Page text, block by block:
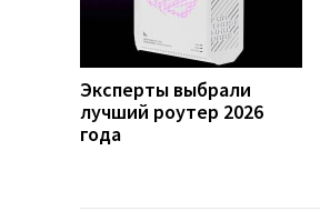
Эксперты выбрали
лучший роутер 2026
года